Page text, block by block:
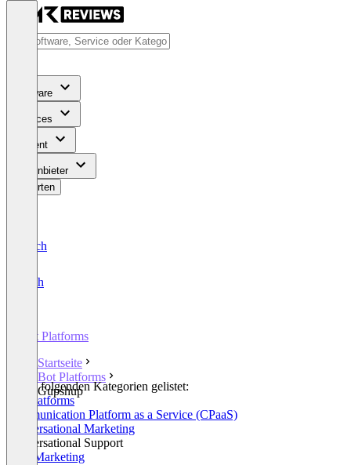
Software
Services
Content
Für Anbieter
Bewerten
Deutsch
English
Bot Platforms
Startseite
Bot Platforms
Gupshup
In den folgenden Kategorien gelistet:
Bot Platforms
Communication Platform as a Service (CPaaS)
Conversational Marketing
Conversational Support
RCS Marketing